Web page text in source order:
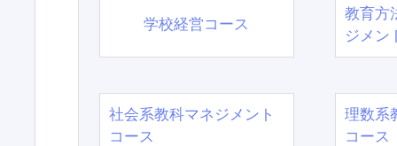
学校経営コース
教育方
ジメン
社会系教科マネジメント
コース
理数系
コース